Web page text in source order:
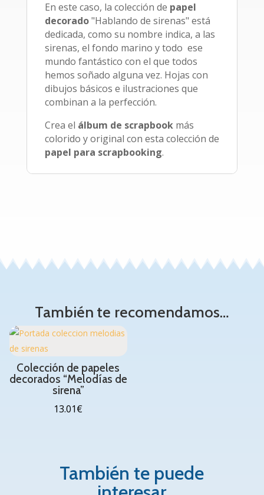
En este caso, la colección de papel
decorado"Hablando de sirenas" está
dedicada, como su nombre indica, a las
sirenas, el fondo marino y todo ese
mundo fantástico con el que todos
hemos soñado alguna vez. Hojas con
dibujos básicos e ilustraciones que
combinan a la perfección.
Crea el álbum de scrapbookmás
colorido y original con esta colección de
papel para scrapbooking.
También te recomendamos…
Colección de papeles
decorados “Melodías de
sirena”
13.01€
También te puede